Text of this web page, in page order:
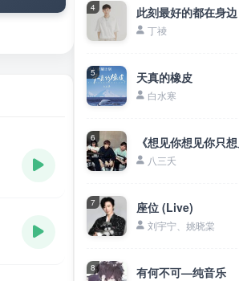
4 此刻最好的都在身边
丁祾
5 天真的橡皮
白水寒
6
八三夭
7 座位 (Live)
刘宇宁、姚晓棠
8 有何不可—纯音乐